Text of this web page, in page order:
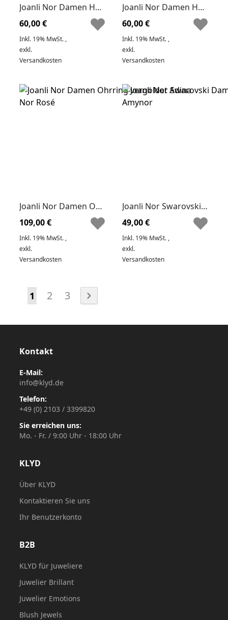
Joanli Nor Damen Halskette Silber Frigg Nor
60,00 €
Inkl. 19% MwSt. ,
exkl.
Versandkosten
Joanli Nor Damen Halskette Silber Caia Nor
60,00 €
Inkl. 19% MwSt. ,
exkl.
Versandkosten
Joanli Nor Damen Ohrring vergoldet Adina Nor Rosé
109,00 €
Inkl. 19% MwSt. ,
exkl.
Versandkosten
Joanli Nor Swarovski Damen Ohrringe by JLN Amynor
49,00 €
Inkl. 19% MwSt. ,
exkl.
Versandkosten
SeiteSie lesen gerade die Seite
1 Seite
2 Seite
3 Seite
Kontakt
E-Mail:
info@klyd.de
Telefon:
+49 (0) 2103 / 3399820
Sie erreichen uns:
Mo. - Fr. / 9:00 Uhr - 18:00 Uhr
KLYD
Über KLYD
Kontaktieren Sie uns
Ihr Benutzerkonto
B2B
KLYD für Juweliere
Juwelier Brillant
Juwelier Emotions
Blush Jewels